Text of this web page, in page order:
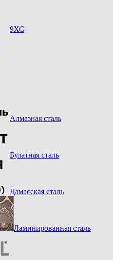
9ХС
Алмазная сталь
Булатная сталь
Дамасская сталь
Ламинированная сталь